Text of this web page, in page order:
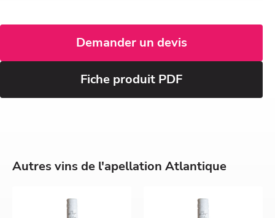
Demander un devis
Fiche produit PDF
Autres vins de l'apellation Atlantique